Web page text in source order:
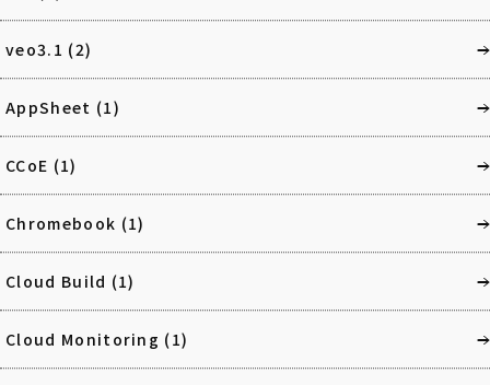
veo3.1 (2)
AppSheet (1)
CCoE (1)
Chromebook (1)
Cloud Build (1)
Cloud Monitoring (1)